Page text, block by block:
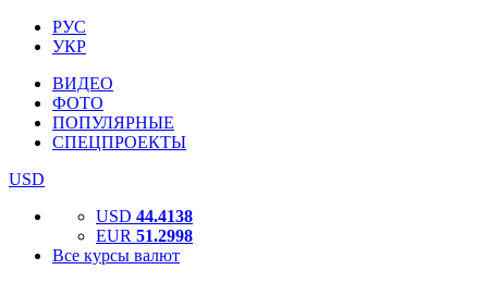
РУС
УКР
ВИДЕО
ФОТО
ПОПУЛЯРНЫЕ
СПЕЦПРОЕКТЫ
USD
USD 44.4138
EUR 51.2998
Все курсы валют